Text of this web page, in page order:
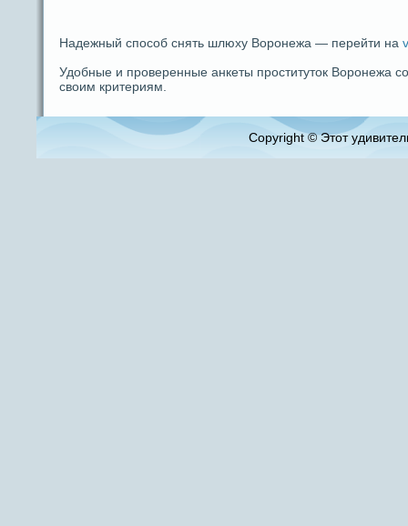
Надежный способ снять шлюху Воронежа — перейти на
Удобные и проверенные анкеты проституток Воронежа
своим критериям.
Copyright © Этот